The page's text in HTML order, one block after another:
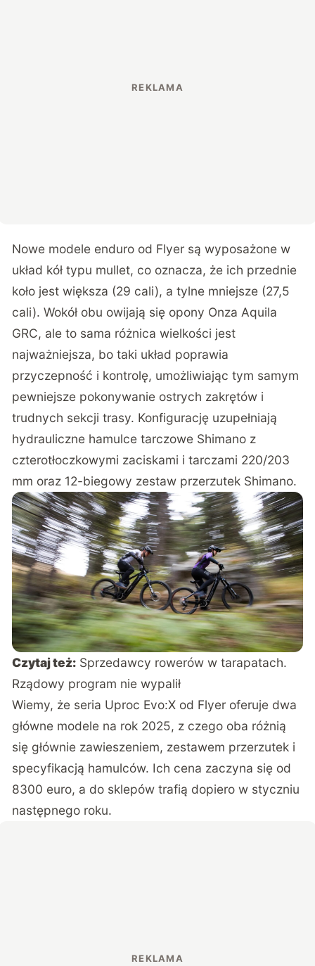
Nowe modele enduro od Flyer są wyposażone w
układ kół typu mullet, co oznacza, że ich przednie
koło jest większa (29 cali), a tylne mniejsze (27,5
cali). Wokół obu owijają się opony Onza Aquila
GRC, ale to sama różnica wielkości jest
najważniejsza, bo taki układ poprawia
przyczepność i kontrolę, umożliwiając tym samym
pewniejsze pokonywanie ostrych zakrętów i
trudnych sekcji trasy. Konfigurację uzupełniają
hydrauliczne hamulce tarczowe Shimano z
czterotłoczkowymi zaciskami i tarczami 220/203
mm oraz 12-biegowy zestaw przerzutek Shimano.
Czytaj też: Sprzedawcy rowerów w tarapatach.
Rządowy program nie wypalił
Wiemy, że seria Uproc Evo:X od Flyer oferuje dwa
główne modele na rok 2025, z czego oba różnią
się głównie zawieszeniem, zestawem przerzutek i
specyfikacją hamulców. Ich cena zaczyna się od
8300 euro, a do sklepów trafią dopiero w styczniu
następnego roku.